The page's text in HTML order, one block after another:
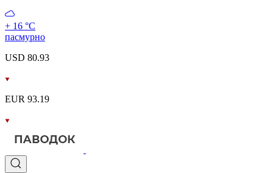
+ 16 °С
пасмурно
USD 80.93
EUR 93.19